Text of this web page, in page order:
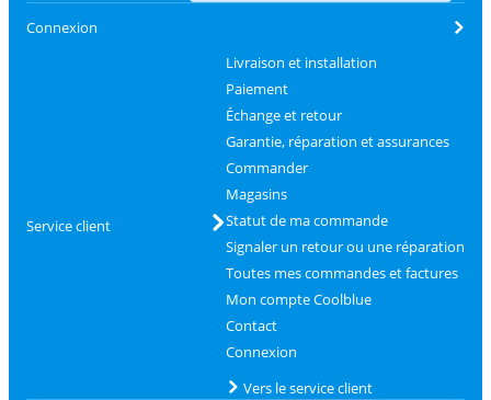
Connexion
Service client
Livraison et installation
Paiement
Échange et retour
Garantie, réparation et assurances
Commander
Magasins
Statut de ma commande
Signaler un retour ou une réparation
Toutes mes commandes et factures
Mon compte Coolblue
Contact
Connexion
Vers le service client